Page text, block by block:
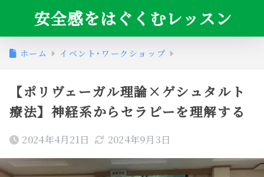
安全感をはぐくむレッスン
ホーム イベント･ワークショップ
【ポリヴェーガル理論×ゲシュタルト
療法】神経系からセラピーを理解する
2024年4月21日 2024年9月3日